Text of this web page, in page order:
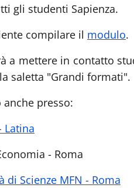
gli studenti Sapienza.
compilare il modulo.
a mettere in contatto
saletta "Grandi formati".
presso:
Latina
- Roma
Scienze MFN - Roma